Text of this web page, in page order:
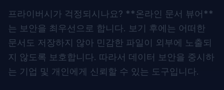
프라이버시가 걱정되시나요? **온라인 문서 뷰어 **
는 보안을 최우선으로 합니다. 보기 후에는 어떠한
문서도 저장하지 않아 민감한 파일이 외부에 노출되
지 않도록 보호합니다. 따라서 데이터 보안을 중시하
는 기업 및 개인에게 신뢰할 수 있는 도구입니다.